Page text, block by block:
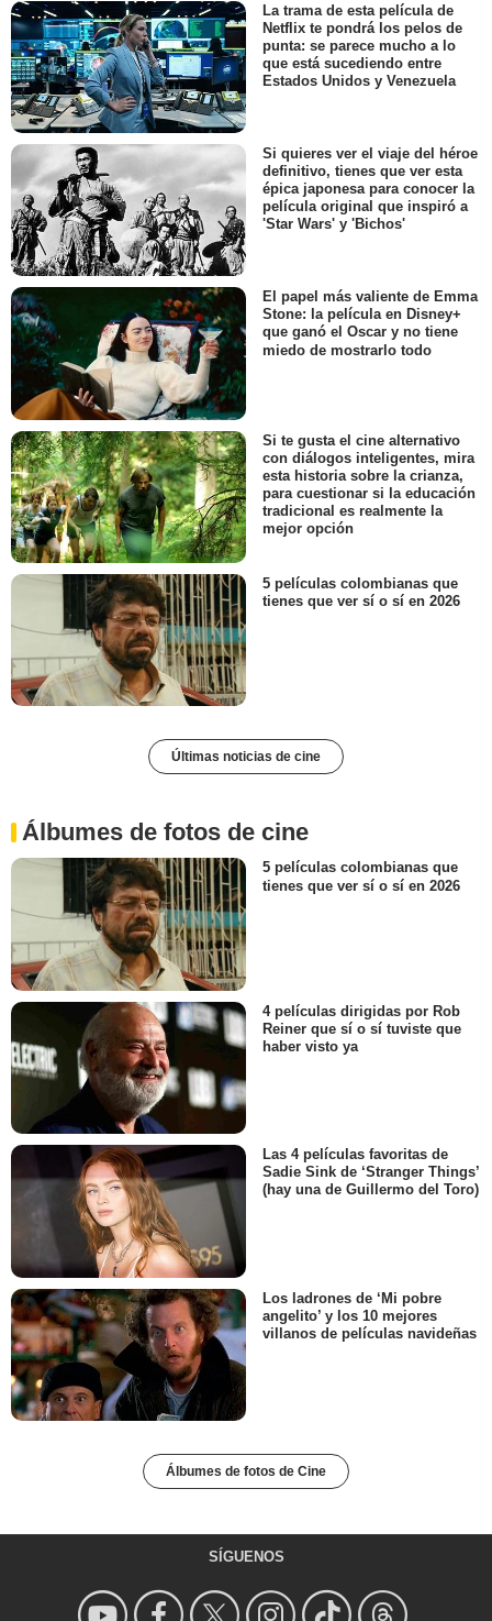
La trama de esta película de
Netflix te pondrá los pelos de
punta: se parece mucho a lo
que está sucediendo entre
Estados Unidos y Venezuela
Si quieres ver el viaje del héroe
definitivo, tienes que ver esta
épica japonesa para conocer la
película original que inspiró a
'Star Wars' y 'Bichos'
El papel más valiente de Emma
Stone: la película en Disney+
que ganó el Oscar y no tiene
miedo de mostrarlo todo
Si te gusta el cine alternativo
con diálogos inteligentes, mira
esta historia sobre la crianza,
para cuestionar si la educación
tradicional es realmente la
mejor opción
5 películas colombianas que
tienes que ver sí o sí en 2026
Últimas noticias de cine
Álbumes de fotos de cine
5 películas colombianas que
tienes que ver sí o sí en 2026
4 películas dirigidas por Rob
Reiner que sí o sí tuviste que
haber visto ya
Las 4 películas favoritas de
Sadie Sink de ‘Stranger Things’
(hay una de Guillermo del Toro)
Los ladrones de ‘Mi pobre
angelito’ y los 10 mejores
villanos de películas navideñas
Álbumes de fotos de Cine
SÍGUENOS